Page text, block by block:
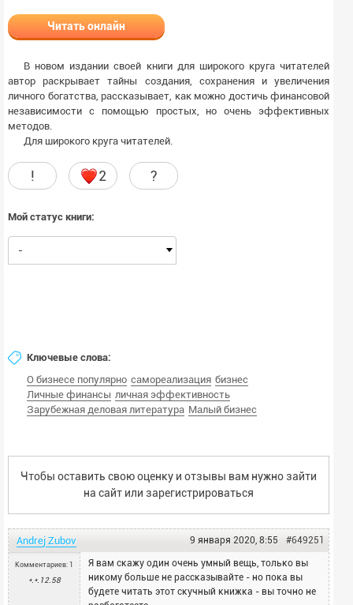
Читать онлайн
В новом издании своей книги для широкого круга читателей
автор раскрывает тайны создания, сохранения и увеличения
личного богатства, рассказывает, как можно достичь финансовой
независимости с помощью простых, но очень эффективных
методов.
Для широкого круга читателей.
! 2 ?
Мой статус книги:
-
Ключевые слова:
О бизнесе популярно самореализация бизнес
Личные финансы личная эффективность
Зарубежная деловая литература Малый бизнес
Чтобы оставить свою оценку и отзывы вам нужно зайти
на сайт или зарегистрироваться
Andrej Zubov #649251
9 января 2020, 8:55
Комментариев: 1
*.*.12.58
Я вам скажу один очень умный вещь, только вы
никому больше не рассказывайте - но пока вы
будете читать этот скучный книжка - вы точно не